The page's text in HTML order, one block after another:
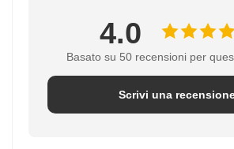
4.0
Basato su 50 recensioni per
Scrivi una